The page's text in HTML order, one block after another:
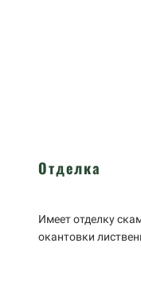
Отделка
Имеет отделку
окантовки